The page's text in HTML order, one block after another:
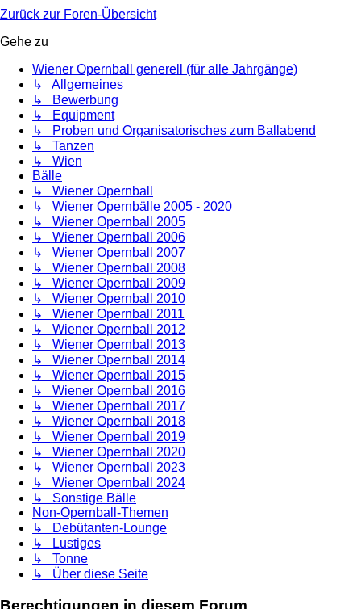
Zurück zur Foren-Übersicht
Gehe zu
Wiener Opernball generell (für alle Jahrgänge)
↳ Allgemeines
↳ Bewerbung
↳ Equipment
↳ Proben und Organisatorisches zum Ballabend
↳ Tanzen
↳ Wien
Bälle
↳ Wiener Opernball
↳ Wiener Opernbälle 2005 - 2020
↳ Wiener Opernball 2005
↳ Wiener Opernball 2006
↳ Wiener Opernball 2007
↳ Wiener Opernball 2008
↳ Wiener Opernball 2009
↳ Wiener Opernball 2010
↳ Wiener Opernball 2011
↳ Wiener Opernball 2012
↳ Wiener Opernball 2013
↳ Wiener Opernball 2014
↳ Wiener Opernball 2015
↳ Wiener Opernball 2016
↳ Wiener Opernball 2017
↳ Wiener Opernball 2018
↳ Wiener Opernball 2019
↳ Wiener Opernball 2020
↳ Wiener Opernball 2023
↳ Wiener Opernball 2024
↳ Sonstige Bälle
Non-Opernball-Themen
↳ Debütanten-Lounge
↳ Lustiges
↳ Tonne
↳ Über diese Seite
Berechtigungen in diesem Forum